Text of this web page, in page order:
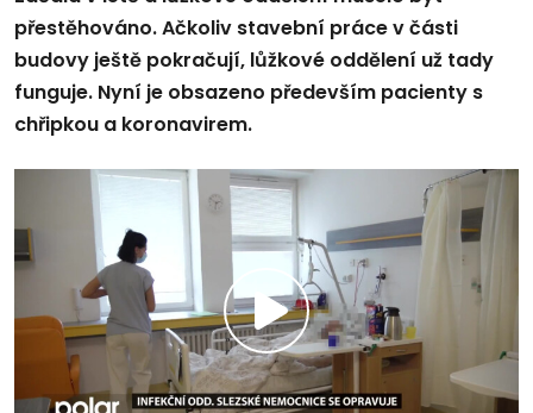
přestěhováno. Ačkoliv stavební práce v části
budovy ještě pokračují, lůžkové oddělení už tady
funguje. Nyní je obsazeno především pacienty s
chřipkou a koronavirem.
Přehrát
video